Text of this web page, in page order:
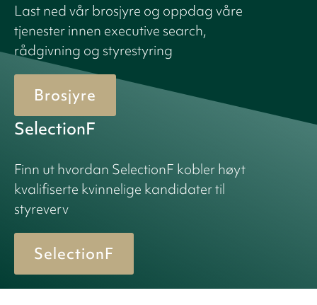
Last ned vår brosjyre og oppdag våre
tjenester innen executive search,
rådgivning og styrestyring
Brosjyre
SelectionF
Finn ut hvordan SelectionF kobler høyt
kvalifiserte kvinnelige kandidater til
styreverv
SelectionF